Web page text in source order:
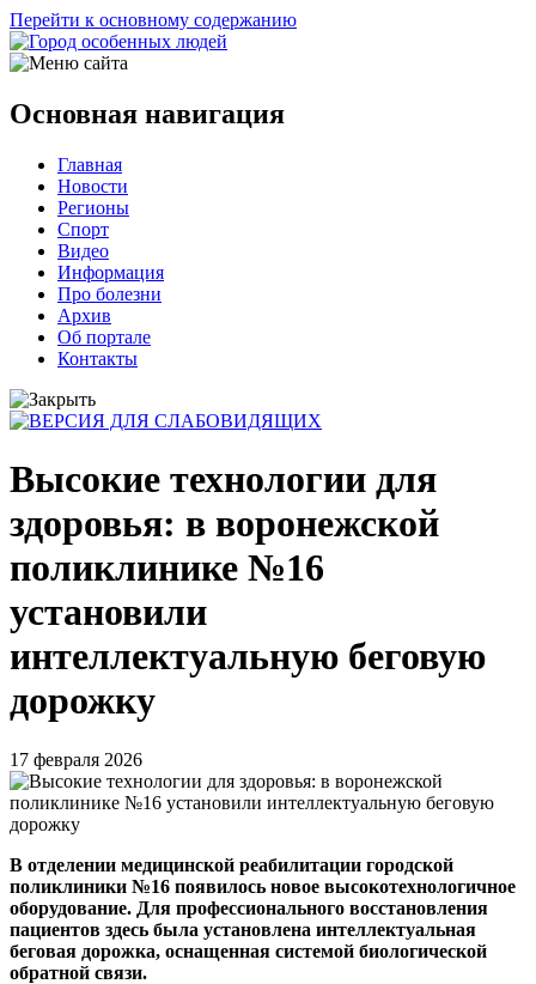
Перейти к основному содержанию
Основная навигация
Главная
Новости
Регионы
Спорт
Видео
Информация
Про болезни
Архив
Об портале
Контакты
Высокие технологии для
здоровья: в воронежской
поликлинике №16
установили
интеллектуальную беговую
дорожку
17 февраля 2026
В отделении медицинской реабилитации городской
поликлиники №16 появилось новое высокотехнологичное
оборудование. Для профессионального восстановления
пациентов здесь была установлена интеллектуальная
беговая дорожка, оснащенная системой биологической
обратной связи.